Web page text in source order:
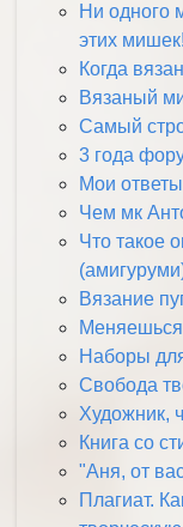
Ни одного
этих мишек!
Когда
Вязаный
Самый
3 года
Мои
Чем мк
Что такое
Вязание
Меняешься
Наборы
Свобода
Художник,
Книга со
"Аня, от
Плагиат.